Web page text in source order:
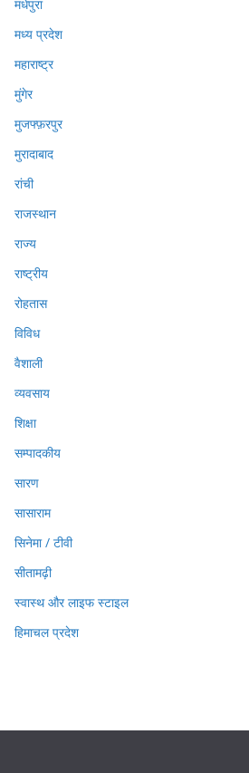
मधेपुरा
मध्य प्रदेश
महाराष्ट्र
मुंगेर
मुजफ्फ़रपुर
मुरादाबाद
रांची
राजस्थान
राज्य
राष्ट्रीय
रोहतास
विविध
वैशाली
व्यवसाय
शिक्षा
सम्पादकीय
सारण
सासाराम
सिनेमा / टीवी
सीतामढ़ी
स्वास्थ और लाइफ स्टाइल
हिमाचल प्रदेश